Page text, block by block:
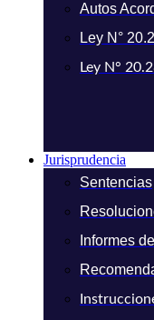
Autos
Ley N°
Ley N°
Jurisprudencia
Sentencias
Informes